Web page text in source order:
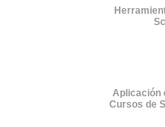
Aplicación
Cursos de